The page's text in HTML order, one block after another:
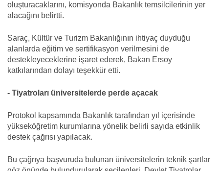
oluşturacaklarını, komisyonda Bakanlık temsilcilerinin yer
alacağını belirtti.
Saraç, Kültür ve Turizm Bakanlığının ihtiyaç duyduğu
alanlarda eğitim ve sertifikasyon verilmesini de
destekleyeceklerine işaret ederek, Bakan Ersoy
katkılarından dolayı teşekkür etti.
- Tiyatroları üniversitelerde perde açacak
Protokol kapsamında Bakanlık tarafından yıl içerisinde
yükseköğretim kurumlarına yönelik belirli sayıda etkinlik
destek çağrısı yapılacak.
Bu çağrıya başvuruda bulunan üniversitelerin teknik şartlar